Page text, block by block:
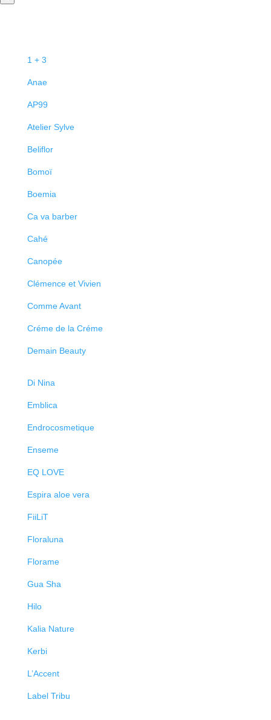
1 + 3
Anae
AP99
Atelier Sylve
Beliflor
Bomoï
Boemia
Ca va barber
Cahé
Canopée
Clémence et Vivien
Comme Avant
Créme de la Créme
Demain Beauty
Di Nina
Emblica
Endrocosmetique
Enseme
EQ LOVE
Espira aloe vera
FiiLiT
Floraluna
Florame
Gua Sha
Hilo
Kalia Nature
Kerbi
L’Accent
Label Tribu